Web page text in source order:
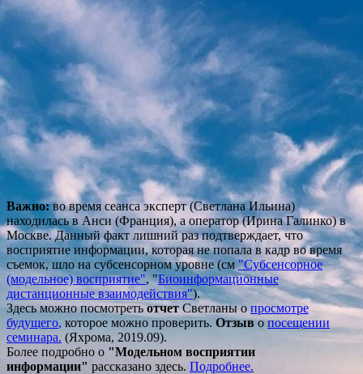
Важно:во время сеанса эксперт (Светлана Ильина)
находилась в Анси (Франция), а оператор (Ирина Галинко) в
Москве. Данный факт лишний раз подтверждает, что
восприятие информации, которая не попала в кадр во время
съемок, шло на субсенсорном уровне (см"Субсенсорное
(модельное) восприятие", "Биоинформационные
дистанционные взаимодействия").
Здесь можно посмотретьотчет Светланы опросмотре
будущего, которое можно проверить. Отзывопосещении
семинара. (Яхрома, 2019.09).
Более подробно о "Модельном восприятии
информации" рассказано здесь. Подробнее.